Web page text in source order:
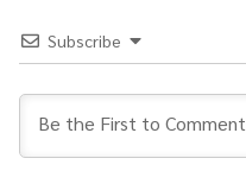
Subscribe